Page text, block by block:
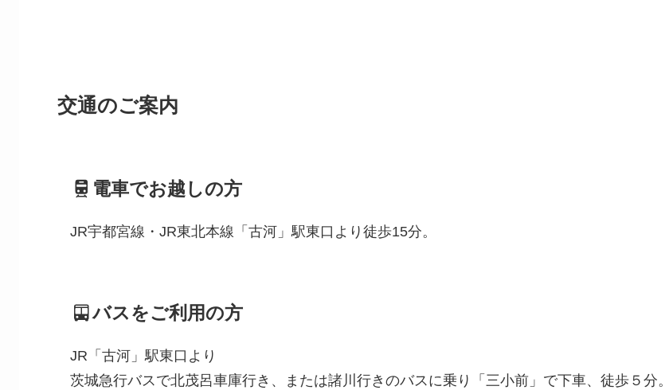
交通のご案内
電車でお越しの方
JR宇都宮線・JR東北本線「古河」駅東口より徒歩15分。
バスをご利用の方
JR「古河」駅東口より
茨城急行バスで北茂呂車庫行き、または諸川行きのバスに乗り「三小前」で下車、徒歩５分。